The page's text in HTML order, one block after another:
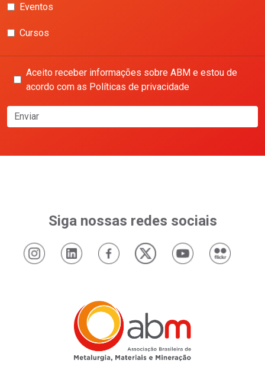
Eventos
Cursos
Aceito receber informações sobre ABM e estou de
acordo com as Políticas de privacidade
Enviar
Siga nossas redes sociais